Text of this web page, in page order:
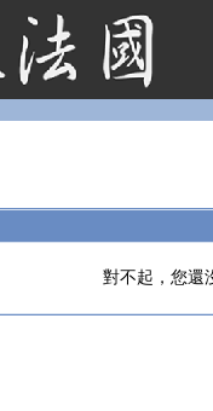
對不起，您還